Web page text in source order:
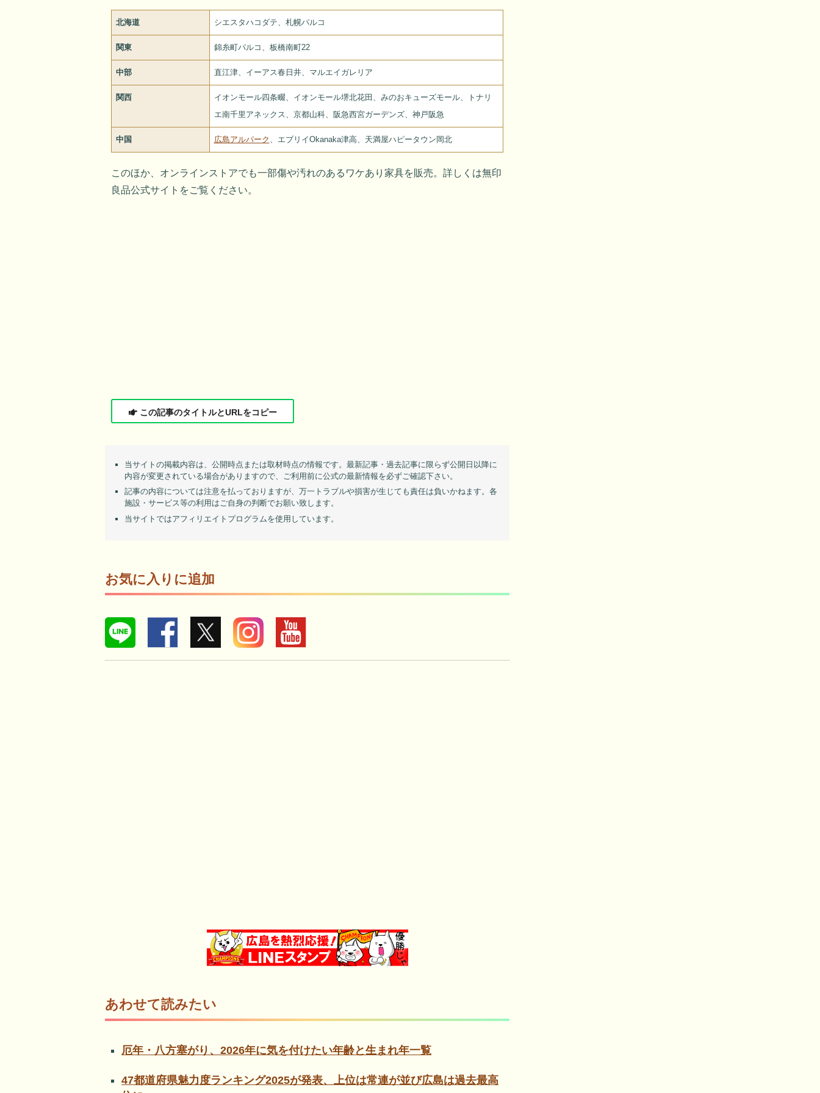
北海道 シエスタハコダテ、札幌パルコ
関東 錦糸町パルコ、板橋南町22
中部 直江津、イーアス春日井、マルエイガレリア
関西
イオンモール四条畷、イオンモール堺北花田、みのおキューズモール、トナリ
エ南千里アネックス、京都山科、阪急西宮ガーデンズ、神戸阪急
中国 広島アルパーク 、エブリイOkanaka津高、天満屋ハピータウン岡北
このほか、オンラインストアでも一部傷や汚れのあるワケあり家具を販売。詳しくは無印
良品公式サイトをご覧ください。
この記事のタイトルとURLをコピー
当サイトの掲載内容は、公開時点または取材時点の情報です。最新記事・過去記事に限らず公開日以降に
内容が変更されている場合がありますので、ご利用前に公式の最新情報を必ずご確認下さい。
記事の内容については注意を払っておりますが、万一トラブルや損害が生じても責任は負いかねます。各
施設・サービス等の利用はご自身の判断でお願い致します。
当サイトではアフィリエイトプログラムを使用しています。
お気に入りに追加
あわせて読みたい
厄年・八方塞がり、2026年に気を付けたい年齢と生まれ年一覧
47都道府県魅力度ランキング2025が発表、上位は常連が並び広島は過去最高